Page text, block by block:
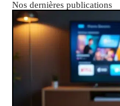
Nos dernières publications